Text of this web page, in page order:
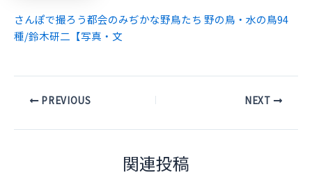
さんぽで撮ろう都会のみぢかな野鳥たち 野の鳥・水の鳥94
種/鈴木研二【写真・文
PostPREVIOUS NEXT
関連投稿